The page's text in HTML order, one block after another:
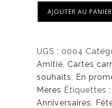
AJOUTER AU PANIER
UGS : 0004
Amitié, Cartes
souhaits, En
Mères Étiquettes :
Anniversaires,